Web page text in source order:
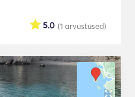
(1 arvustused)
5.0